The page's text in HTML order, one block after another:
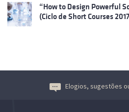
“How to Design Powerful
(Ciclo de Short Courses
Elogios, sugestões